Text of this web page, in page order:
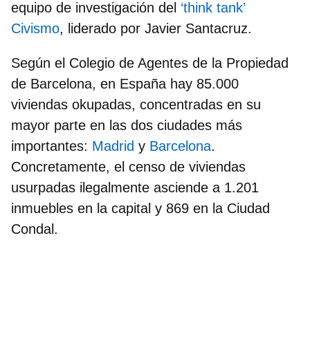
equipo de investigación del ‘think tank’
Civismo, liderado por Javier Santacruz.
Según el Colegio de Agentes de la Propiedad
de Barcelona, en España hay 85.000
viviendas okupadas, concentradas en su
mayor parte en las dos ciudades más
importantes: Madrid y Barcelona.
Concretamente, el censo de viviendas
usurpadas ilegalmente asciende a 1.201
inmuebles en la capital y 869 en la Ciudad
Condal.